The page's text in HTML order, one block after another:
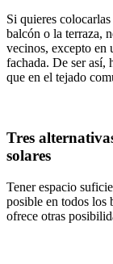
Si quieres
balcón o la terraza,
vecinos, excepto en
fachada. De ser así,
que en el tejado
Tres
solares
Tener espacio
posible en todos los
ofrece otras